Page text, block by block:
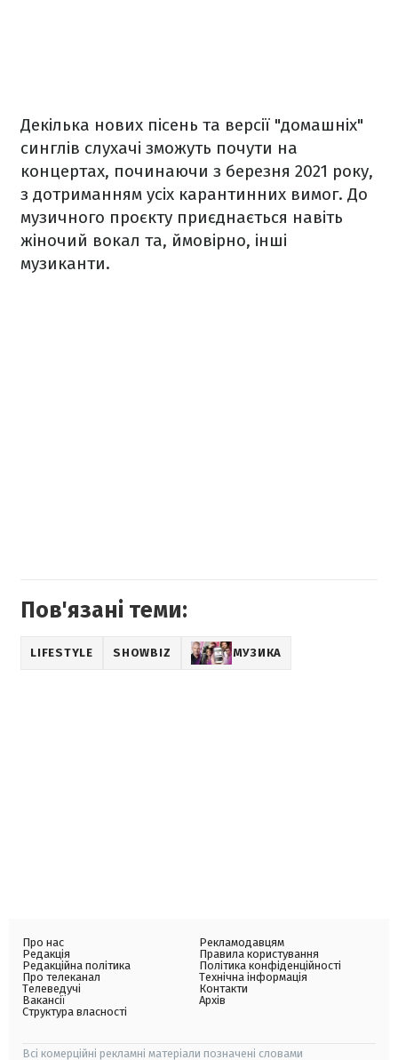
Декілька нових пісень та версії "домашніх"
синглів слухачі зможуть почути на
концертах, починаючи з березня 2021 року,
з дотриманням усіх карантинних вимог. До
музичного проєкту приєднається навіть
жіночий вокал та, ймовірно, інші
музиканти.
Пов'язані теми:
LIFESTYLE SHOWBIZ МУЗИКА
Про нас
Редакція
Редакційна політика
Про телеканал
Телеведучі
Вакансії
Структура власності
Рекламодавцям
Правила користування
Політика конфіденційності
Технічна інформація
Контакти
Архів
Всі комерційні рекламні матеріали позначені словами